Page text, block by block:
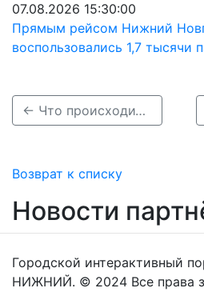
07.08.2026 15:30:00
Прямым рейсом Нижний
воспользовались 1,7 тысячи
← Что происходит на АЗС: 82% нижегородцев рассказали о сложностях с топливом
Возврат к списку
Новости
Городской интерактивный
НИЖНИЙ. © 2024 Все права